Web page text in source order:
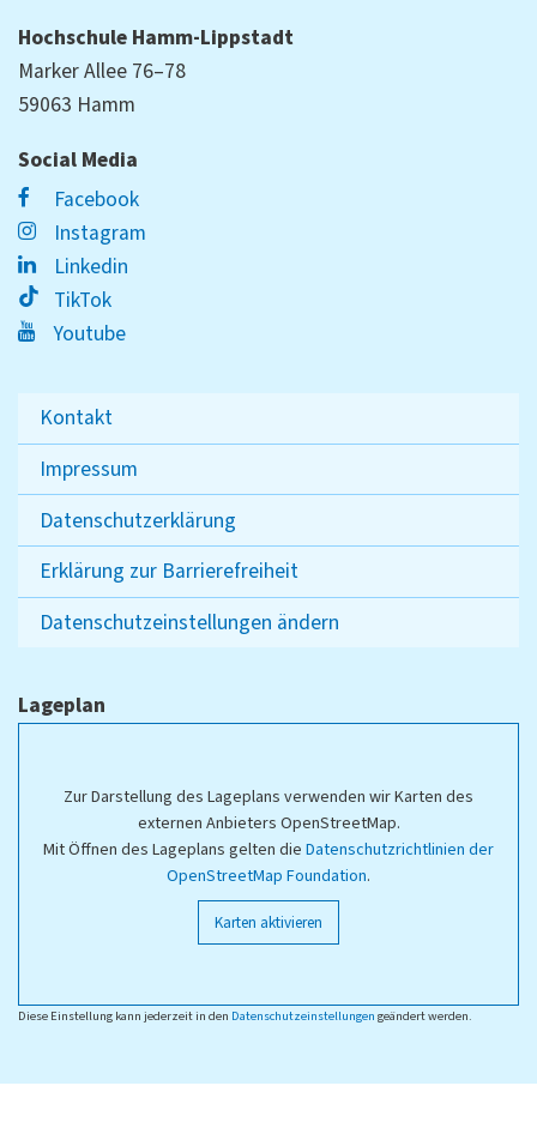
Hochschule Hamm-Lippstadt
Marker Allee 76–78
59063 Hamm
Social Media
Facebook
Instagram
Linkedin
TikTok
Youtube
Kontakt
Impressum
Datenschutzerklärung
Erklärung zur Barrierefreiheit
Datenschutzeinstellungen ändern
Lageplan
Zur Darstellung des Lageplans verwenden wir Karten des
externen Anbieters OpenStreetMap.
Mit Öffnen des Lageplans gelten die Datenschutzrichtlinien der
OpenStreetMap Foundation.
Karten aktivieren
Diese Einstellung kann jederzeit in den Datenschutzeinstellungen geändert werden.